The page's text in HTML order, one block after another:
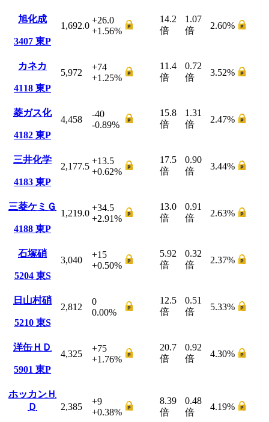
旭化成
3407 東P
1,692.0
+26.0
+1.56%
14.2
倍
1.07
倍
2.60%
カネカ
4118 東P
5,972
+74
+1.25%
11.4
倍
0.72
倍
3.52%
菱ガス化
4182 東P
4,458
-40
-0.89%
15.8
倍
1.31
倍
2.47%
三井化学
4183 東P
2,177.5
+13.5
+0.62%
17.5
倍
0.90
倍
3.44%
三菱ケミＧ
4188 東P
1,219.0
+34.5
+2.91%
13.0
倍
0.91
倍
2.63%
石塚硝
5204 東S
3,040
+15
+0.50%
5.92
倍
0.32
倍
2.37%
日山村硝
5210 東S
2,812
0
0.00%
12.5
倍
0.51
倍
5.33%
洋缶ＨＤ
5901 東P
4,325
+75
+1.76%
20.7
倍
0.92
倍
4.30%
ホッカンＨ
Ｄ
2,385
+9
+0.38%
8.39
倍
0.48
倍
4.19%